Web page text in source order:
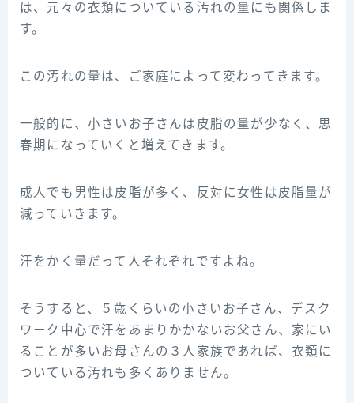
は、元々の衣類についている汚れの量にも関係しま
す。
この汚れの量は、ご家庭によって変わってきます。
一般的に、小さいお子さんは皮脂の量が少なく、思
春期になっていくと増えてきます。
成人でも男性は皮脂が多く、反対に女性は皮脂量が
減っていきます。
汗をかく量だって人それぞれですよね。
そうすると、５歳くらいの小さいお子さん、デスク
ワーク中心で汗をあまりかかないお父さん、家にい
ることが多いお母さんの３人家族であれば、衣類に
ついている汚れも多くありません。